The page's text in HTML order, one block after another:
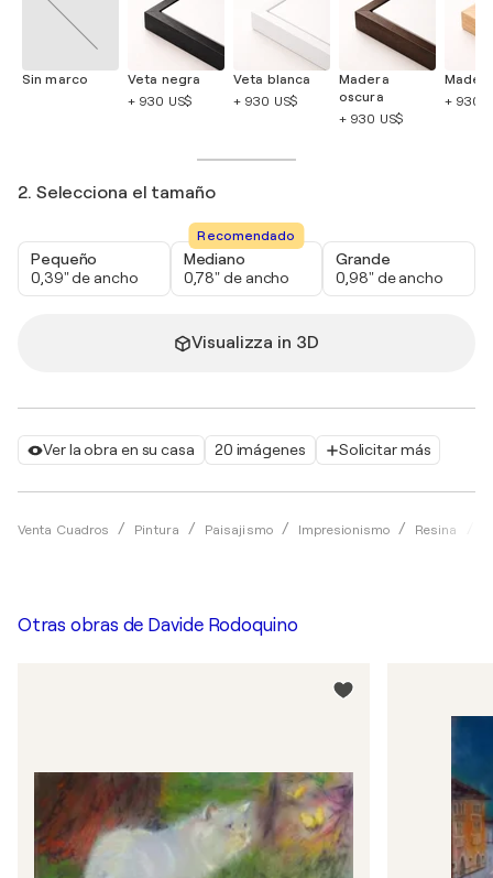
Ver la obra en su casa 20 imágenes Solicitar más
Venta Cuadros Pintura Paisajismo Impresionismo Resina
Sin marco
Veta negra
+ 930 US$
Veta blanca
+ 930 US$
Madera
oscura
+ 930 US$
+ 930
2. Selecciona el tamaño
Pequeño
0,39" de ancho
Recomendado
Mediano
0,78" de ancho
Grande
0,98" de ancho
Visualizza in 3D
Otras obras de Davide Rodoquino